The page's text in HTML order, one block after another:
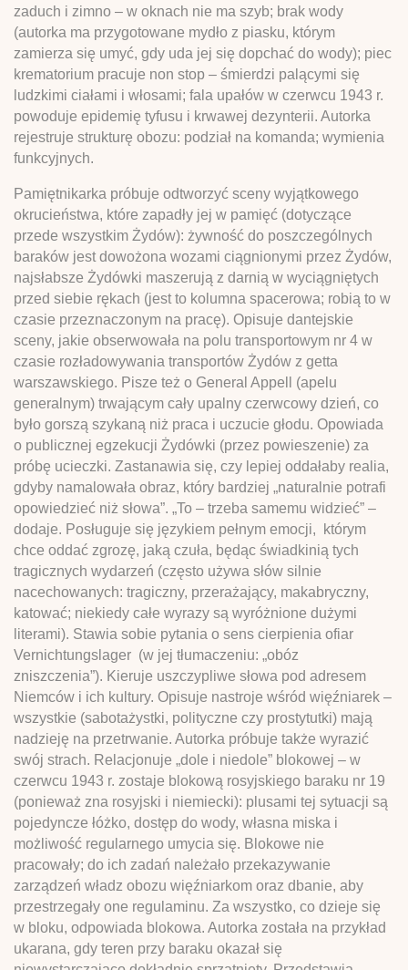
zaduch i zimno – w oknach nie ma szyb; brak wody
(autorka ma przygotowane mydło z piasku, którym
zamierza się umyć, gdy uda jej się dopchać do wody); piec
krematorium pracuje non stop – śmierdzi palącymi się
ludzkimi ciałami i włosami; fala upałów w czerwcu 1943 r.
powoduje epidemię tyfusu i krwawej dezynterii. Autorka
rejestruje strukturę obozu: podział na komanda; wymienia
funkcyjnych.
Pamiętnikarka próbuje odtworzyć sceny wyjątkowego
okrucieństwa, które zapadły jej w pamięć (dotyczące
przede wszystkim Żydów): żywność do poszczególnych
baraków jest dowożona wozami ciągnionymi przez Żydów,
najsłabsze Żydówki maszerują z darnią w wyciągniętych
przed siebie rękach (jest to kolumna spacerowa; robią to w
czasie przeznaczonym na pracę). Opisuje dantejskie
sceny, jakie obserwowała na polu transportowym nr 4 w
czasie rozładowywania transportów Żydów z getta
warszawskiego. Pisze też o General Appell (apelu
generalnym) trwającym cały upalny czerwcowy dzień, co
było gorszą szykaną niż praca i uczucie głodu. Opowiada
o publicznej egzekucji Żydówki (przez powieszenie) za
próbę ucieczki. Zastanawia się, czy lepiej oddałaby realia,
gdyby namalowała obraz, który bardziej „naturalnie potrafi
opowiedzieć niż słowa”. „To – trzeba samemu widzieć” –
dodaje. Posługuje się językiem pełnym emocji, którym
chce oddać zgrozę, jaką czuła, będąc świadkinią tych
tragicznych wydarzeń (często używa słów silnie
nacechowanych: tragiczny, przerażający, makabryczny,
katować; niekiedy całe wyrazy są wyróżnione dużymi
literami). Stawia sobie pytania o sens cierpienia ofiar
Vernichtungslager (w jej tłumaczeniu: „obóz
zniszczenia”). Kieruje uszczypliwe słowa pod adresem
Niemców i ich kultury. Opisuje nastroje wśród więźniarek –
wszystkie (sabotażystki, polityczne czy prostytutki) mają
nadzieję na przetrwanie. Autorka próbuje także wyrazić
swój strach. Relacjonuje „dole i niedole” blokowej – w
czerwcu 1943 r. zostaje blokową rosyjskiego baraku nr 19
(ponieważ zna rosyjski i niemiecki): plusami tej sytuacji są
pojedyncze łóżko, dostęp do wody, własna miska i
możliwość regularnego umycia się. Blokowe nie
pracowały; do ich zadań należało przekazywanie
zarządzeń władz obozu więźniarkom oraz dbanie, aby
przestrzegały one regulaminu. Za wszystko, co dzieje się
w bloku, odpowiada blokowa. Autorka została na przykład
ukarana, gdy teren przy baraku okazał się